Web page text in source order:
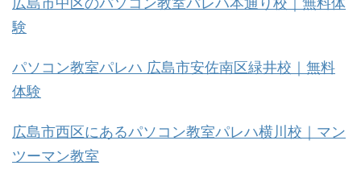
験
パソコン教室パレハ 広島市安佐南区緑井校｜無料
体験
広島市西区にあるパソコン教室パレハ横川校｜マン
ツーマン教室